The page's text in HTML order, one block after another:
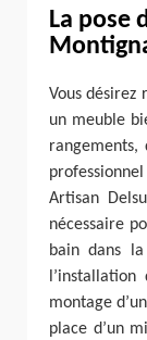
La pose
Vous désirez
un meuble
rangements,
Artisan
nécessaire
bain dans
montage
place d’un